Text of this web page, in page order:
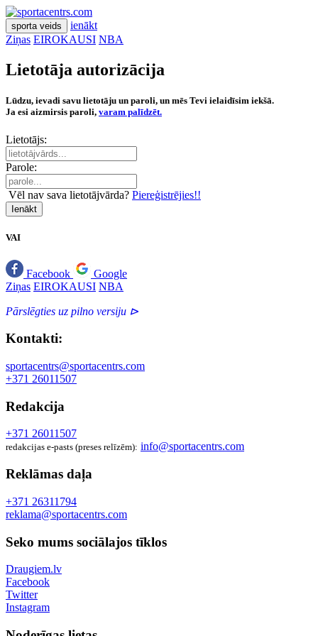
sporta veids
ienākt
Ziņas EIROKAUSI NBA
Lietotāja autorizācija
Lūdzu, ievadi savu lietotāju un paroli, un mēs Tevi ielaidīsim iekšā.
Ja esi aizmirsis paroli, varam palīdzēt.
Lietotājs:
Parole:
Vēl nav sava lietotājvārda? Piereģistrējies!!
Ienākt
VAI
Facebook
Google
Ziņas EIROKAUSI NBA
Pārslēgties uz pilno versiju ⊳
Kontakti:
sportacentrs@sportacentrs.com
+371 26011507
Redakcija
+371 26011507
redakcijas e-pasts (preses relīzēm): info@sportacentrs.com
Reklāmas daļa
+371 26311794
reklama@sportacentrs.com
Seko mums sociālajos tīklos
Draugiem.lv
Facebook
Twitter
Instagram